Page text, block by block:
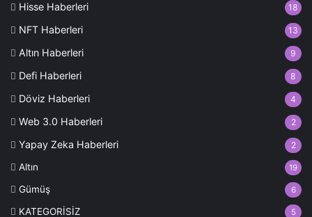
Hisse Haberleri 18
NFT Haberleri 13
Altın Haberleri 9
Defi Haberleri 8
Döviz Haberleri 4
Web 3.0 Haberleri 2
Yapay Zeka Haberleri 2
Altın 19
Gümüş 6
KATEGORİSİZ 5